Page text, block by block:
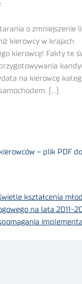
o
kierowcy w krajach
kierowcę! Fakty te
na kierowcę
(…)
– plik PDF
kształcenia
na lata 2011-